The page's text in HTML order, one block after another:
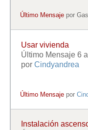
Último Mensaje por
Usar vivienda
Último Mensaje 6
por Cindyandrea
Último Mensaje por
Instalación